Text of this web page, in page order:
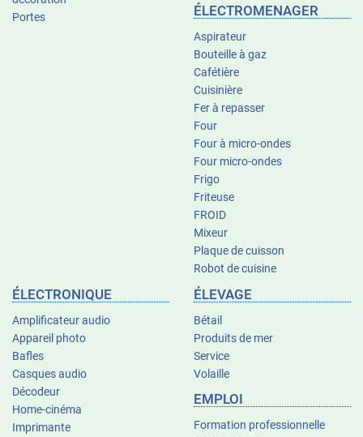
Portes
ÉLECTROMENAGER
Aspirateur
Bouteille à gaz
Cafétière
Cuisinière
Fer à repasser
Four
Four à micro-ondes
Four micro-ondes
Frigo
Friteuse
FROID
Mixeur
Plaque de cuisson
Robot de cuisine
ÉLECTRONIQUE
Amplificateur audio
Appareil photo
Bafles
Casques audio
Décodeur
Home-cinéma
Imprimante
ÉLEVAGE
Bétail
Produits de mer
Service
Volaille
EMPLOI
Formation professionnelle